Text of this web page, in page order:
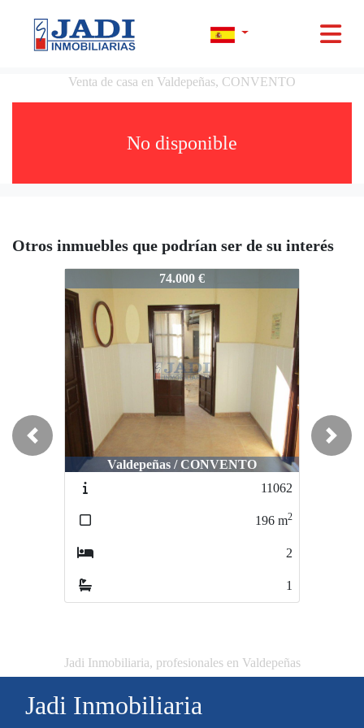
Venta de casa en Valdepeñas, CONVENTO
No disponible
Otros inmuebles que podrían ser de su interés
74.000 €
Valdepeñas / CONVENTO
11062
196 m2
2
1
Previous Next
Jadi Inmobiliaria, profesionales en Valdepeñas
Jadi Inmobiliaria